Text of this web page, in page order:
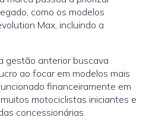
como os modelos
Max, incluindo a
gestão anterior buscava
ao focar em modelos mais
financeiramente em
motociclistas iniciantes e
concessionárias.